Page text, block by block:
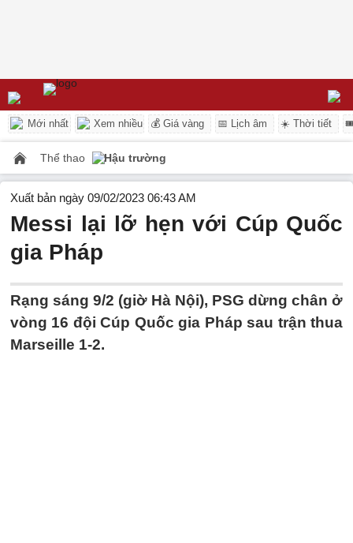
Mới nhất Xem nhiều 💰 Giá vàng 📅 Lịch âm ☀️ Thời tiết
Thể thao Hậu trường
Xuất bản ngày 09/02/2023 06:43 AM
Messi lại lỡ hẹn với Cúp Quốc
gia Pháp
Rạng sáng 9/2 (giờ Hà Nội), PSG dừng chân ở
vòng 16 đội Cúp Quốc gia Pháp sau trận thua
Marseille 1-2.